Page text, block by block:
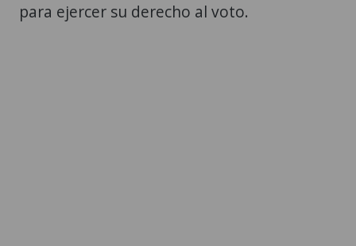
para ejercer su derecho al voto.